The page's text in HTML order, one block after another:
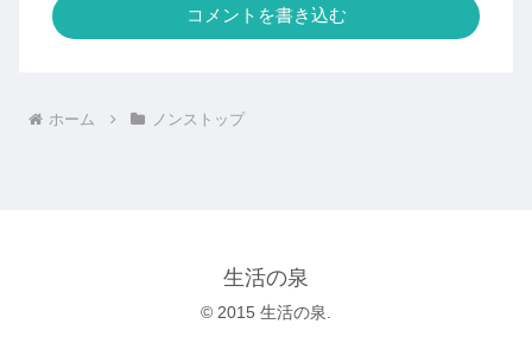
コメントを書き込む
ホーム ノンストップ
生活の泉
© 2015 生活の泉.